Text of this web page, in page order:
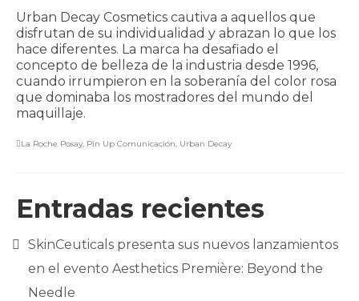
Urban Decay Cosmetics cautiva a aquellos que
disfrutan de su individualidad y abrazan lo que los
hace diferentes. La marca ha desafiado el
concepto de belleza de la industria desde 1996,
cuando irrumpieron en la soberanía del color rosa
que dominaba los mostradores del mundo del
maquillaje.
La Roche Posay, Pin Up Comunicación, Urban Decay
Entradas recientes
SkinCeuticals presenta sus nuevos lanzamientos
en el evento Aesthetics Première: Beyond the
Needle